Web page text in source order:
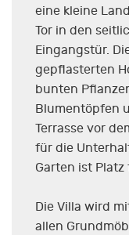
eine kleine
Tor in den
Eingangstür.
gepflasterten
bunten
Blumentöpfen
Terrasse vor
für die
Garten ist
Die Villa wird
allen